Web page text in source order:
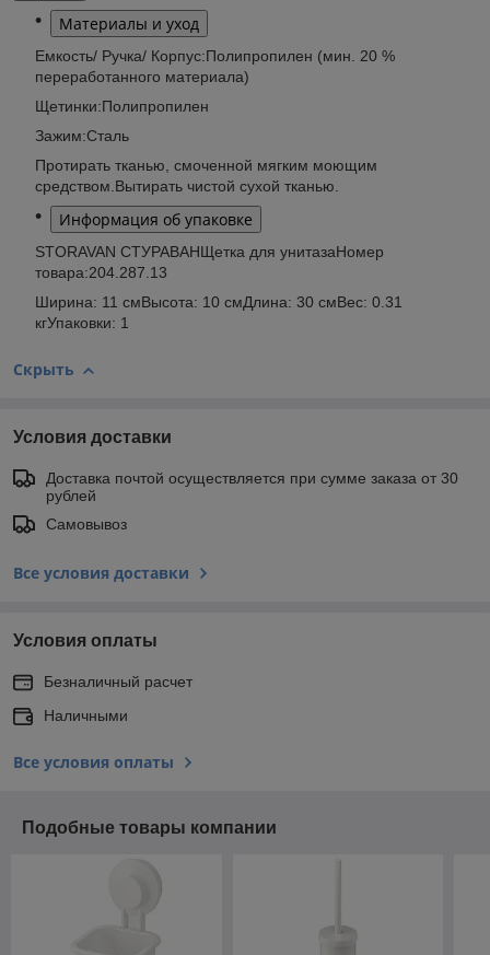
Материалы и уход
Емкость/ Ручка/ Корпус:Полипропилен (мин. 20 %
переработанного материала)
Щетинки:Полипропилен
Зажим:Сталь
Протирать тканью, смоченной мягким моющим
средством.Вытирать чистой сухой тканью.
Информация об упаковке
STORAVAN СТУРАВАНЩетка для унитазаНомер
товара:204.287.13
Ширина: 11 смВысота: 10 смДлина: 30 смВес: 0.31
кгУпаковки: 1
Скрыть
Условия доставки
Доставка почтой осуществляется при сумме заказа от 30
рублей
Самовывоз
Все условия доставки
Условия оплаты
Безналичный расчет
Наличными
Все условия оплаты
Подобные товары компании